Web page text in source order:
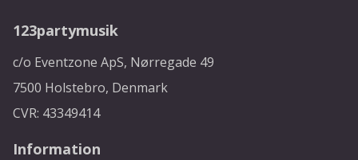
123partymusik
c/o Eventzone ApS, Nørregade 49
7500 Holstebro, Denmark
CVR: 43349414
Information